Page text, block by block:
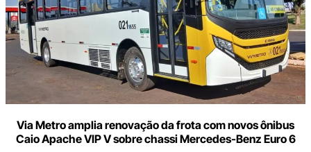
Via Metro amplia renovação da frota com novos ônibus
Caio Apache VIP V sobre chassi Mercedes-Benz Euro 6